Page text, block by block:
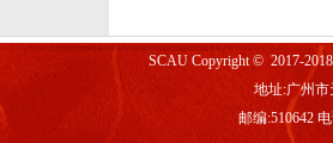
SCAU Copyright © 2017-
地址:广州市
邮编:510642